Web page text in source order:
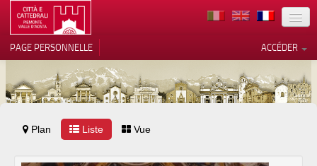
TERRITOIRE
ARCHITECTURE
MUSÉES
ACCÉDER
PAGE PERSONNELLE
Plan Liste Vue
Vos choix en matière de